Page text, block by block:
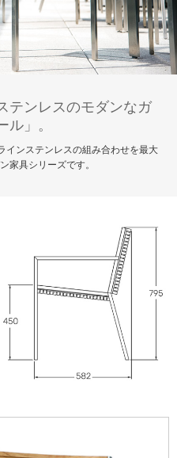
テンレスのモダンなガ
」。
インステンレスの組み合わせを最大
家具シリーズです。